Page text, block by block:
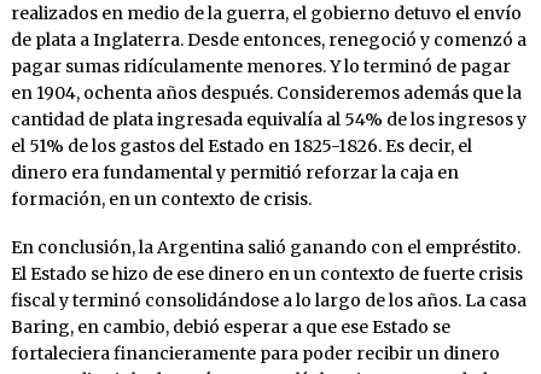
realizados en medio de la guerra, el gobierno detuvo el envío
de plata a Inglaterra. Desde entonces, renegoció y comenzó a
pagar sumas ridículamente menores. Y lo terminó de pagar
en 1904, ochenta años después. Consideremos además que la
cantidad de plata ingresada equivalía al 54% de los ingresos y
el 51% de los gastos del Estado en 1825-1826. Es decir, el
dinero era fundamental y permitió reforzar la caja en
formación, en un contexto de crisis.
En conclusión, la Argentina salió ganando con el empréstito.
El Estado se hizo de ese dinero en un contexto de fuerte crisis
fiscal y terminó consolidándose a lo largo de los años. La casa
Baring, en cambio, debió esperar a que ese Estado se
fortaleciera financieramente para poder recibir un dinero